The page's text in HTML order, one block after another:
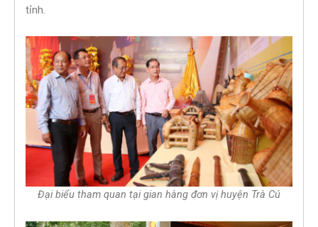
tỉnh.
Đại biểu tham quan tại gian hàng đơn vị huyện Trà Cú